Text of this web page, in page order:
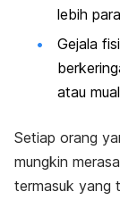
lebih
Gejala
atau
Setiap orang
mungkin
termasuk yang